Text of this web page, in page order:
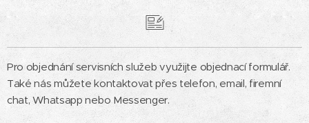
Pro objednání servisních služeb využijte objednací formulář.
Také nás můžete kontaktovat přes telefon, email, firemní
chat, Whatsapp nebo Messenger.